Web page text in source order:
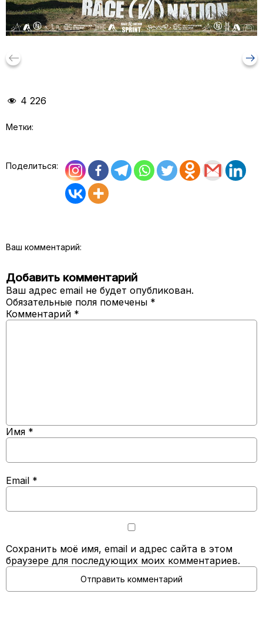
keyboard_backspace arrow_right_alt
4 226
Метки:
Поделиться:
Ваш комментарий:
Добавить комментарий
Ваш адрес email не будет опубликован.
Обязательные поля помечены *
Комментарий *
Имя *
Email *
Сохранить моё имя, email и адрес сайта в этом
браузере для последующих моих комментариев.